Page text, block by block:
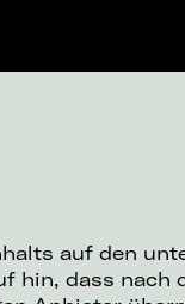
auf den
hin, dass nach